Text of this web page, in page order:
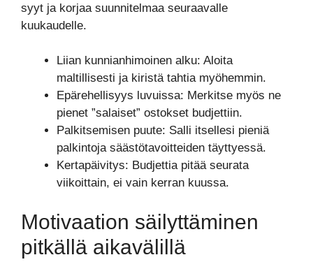
syyt ja korjaa suunnitelmaa seuraavalle
kuukaudelle.
Liian kunnianhimoinen alku: Aloita
maltillisesti ja kiristä tahtia myöhemmin.
Epärehellisyys luvuissa: Merkitse myös ne
pienet ”salaiset” ostokset budjettiin.
Palkitsemisen puute: Salli itsellesi pieniä
palkintoja säästötavoitteiden täyttyessä.
Kertapäivitys: Budjettia pitää seurata
viikoittain, ei vain kerran kuussa.
Motivaation säilyttäminen
pitkällä aikavälillä